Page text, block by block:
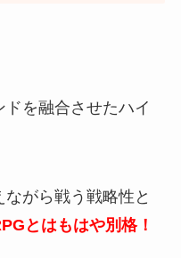
を融合させたハイ
がら戦う戦略性と
とはもはや別格！